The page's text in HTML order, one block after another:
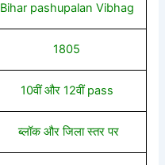
Bihar pashupalan Vibhag
1805
10वीं और 12वीं pass
ब्लॉक और जिला स्तर पर